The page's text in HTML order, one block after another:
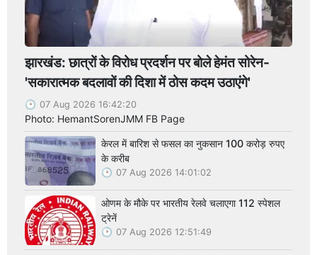
झारखंड: छात्रों के विरोध प्रदर्शन पर बोले हेमंत सोरेन-
'सकारात्मक बदलावों की दिशा में ठोस कदम उठाएंगे'
07 Aug 2026 16:42:20
Photo: HemantSorenJMM FB Page
केरल में बारिश से फसल का नुकसान 100 करोड़ रुपए
के करीब
07 Aug 2026 14:01:02
ओणम के मौके पर भारतीय रेलवे चलाएगा 112 स्पेशल
ट्रेनें
07 Aug 2026 12:51:49